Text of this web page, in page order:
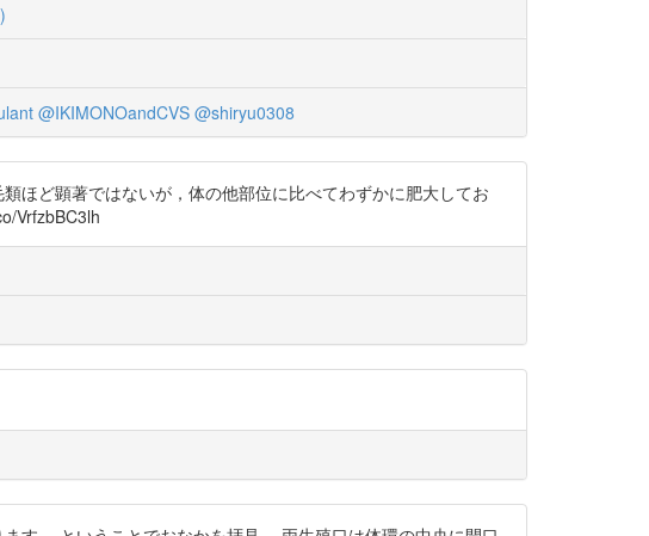
@IKIMONOandCVS @shiryu0308
ほど顕著ではないが，体の他部位に比べてわずかに肥大してお
VrfzbBC3lh